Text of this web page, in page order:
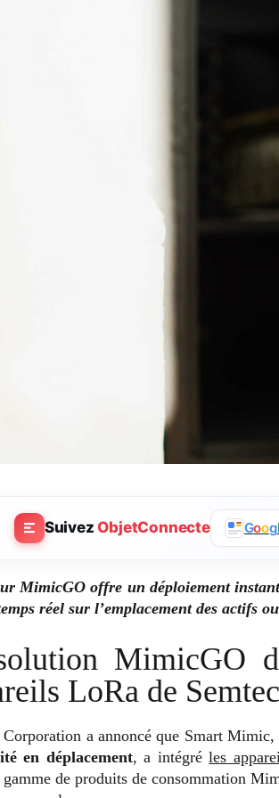
SuivezObjetConnecte Goog
MimicGO offre un déploiement
réel sur l’emplacement des actifs
MimicGO
LoRa de
Corporation a annoncé que Smart Mimic,
en déplacement, a intégréles
de produits de consommation